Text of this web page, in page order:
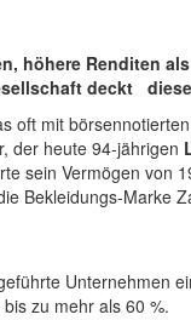
höhere Renditen
deckt
oft mit
der heute 94-jährigen
sein Vermögen von
Bekleidungs-Marke
Unternehmen
zu mehr als 60 %.